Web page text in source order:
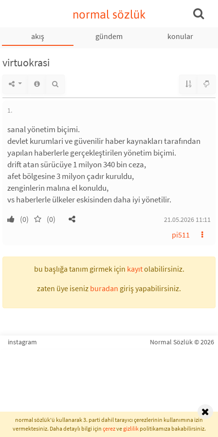
normal sözlük
akış gündem konular
virtuokrasi
1.
sanal yönetim biçimi.
devlet kurumlari ve güvenilir haber kaynakları tarafından
yapılan haberlerle gerçekleştirilen yönetim biçimi.
drift atan sürücüye 1 milyon 340 bin ceza,
afet bölgesine 3 milyon çadır kuruldu,
zenginlerin malına el konuldu,
vs haberlerle ülkeler eskisinden daha iyi yönetilir.
(0) (0) 21.05.2026 11:11
pi511
bu başlığa tanım girmek için kayıtolabilirsiniz.
zaten üye iseniz buradan giriş yapabilirsiniz.
instagram Normal Sözlük © 2026
normal sözlük'ü kullanarak 3. parti dahil tarayıcı çerezlerinin kullanımına izin
vermektesiniz. Daha detaylı bilgi için çerezvegizlilikpolitikamıza bakabilirsiniz.